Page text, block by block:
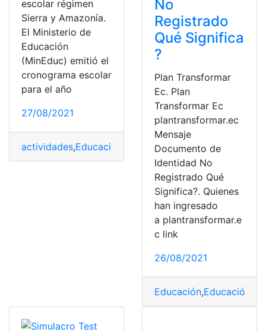
escolar régimen
Sierra y Amazonía.
El Ministerio de
Educación
(MinEduc) emitió el
cronograma escolar
para el año
27/08/2021
actividades,Educación Educación Superior,Educación
No
Registrado
Qué Significa
?
Plan Transformar
Ec. Plan
Transformar Ec
plantransformar.ec
Mensaje
Documento de
Identidad No
Registrado Qué
Significa?. Quienes
han ingresado
a plantransformar.e
c link
26/08/2021
Educación,Educación